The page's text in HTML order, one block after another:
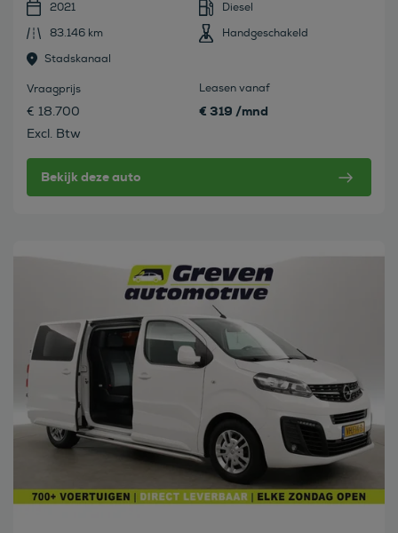
2021
Diesel
83.146 km
Handgeschakeld
Stadskanaal
Vraagprijs
€ 18.700
Excl. Btw
Leasen vanaf
€ 319 /mnd
Bekijk deze auto